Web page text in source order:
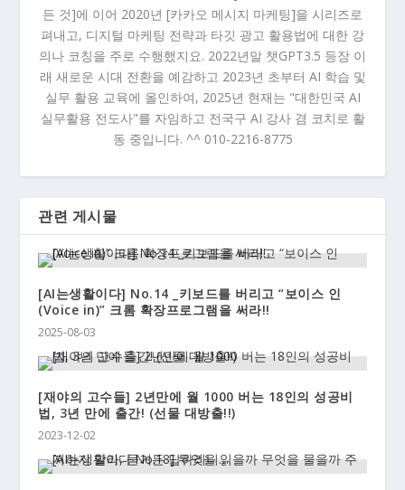
든 것]에 이어 2020년 [카카오 메시지 마케팅]을 시리즈로
펴내고, 디지털 마케팅 전략과 타깃 광고 활용법에 대한 강
의나 코칭을 주로 수행했지요. 2022년말 챗GPT3.5 등장 이
래 새로운 시대 전환을 예감하고 2023년 초부터 AI 학습 및
실무 활용 교육에 올인하여, 2025년 현재는 "대한민국 AI
실무활용 전도사"를 자임하고 전국구 AI 강사 겸 코치로 활
동 중입니다. ^^ 010-2216-8775
관련 게시물
[AI는생활이다] No.14 _키보드를 버리고 “보이스 인
(Voice in)” 크롬 확장프로그램을 써라!!
2025-08-03
[재야의 고수들] 2년만에 월 1000 버는 18인의 성공비
법, 3년 만에 출간! (선물 대방출!!)
2023-12-02